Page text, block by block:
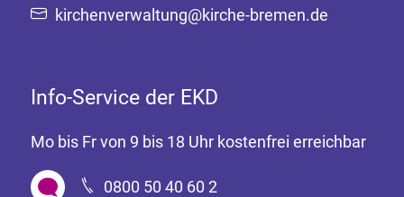
kirchenverwaltung@kirche-bremen.de
Info-Service der EKD
Mo bis Fr von 9 bis 18 Uhr kostenfrei erreichbar
0800 50 40 60 2